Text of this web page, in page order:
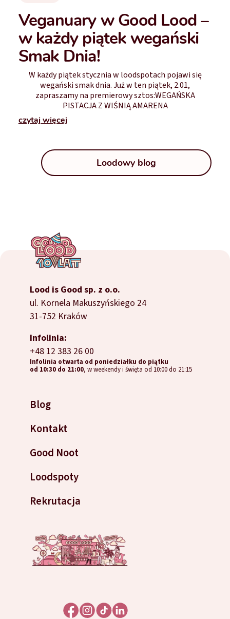
Veganuary w Good Lood –
w każdy piątek wegański
Smak Dnia!
W każdy piątek stycznia w loodspotach pojawi się
wegański smak dnia. Już w ten piątek, 2.01,
zapraszamy na premierowy sztos:WEGAŃSKA
PISTACJA Z WIŚNIĄ AMARENA
czytaj więcej
Loodowy blog
Lood is Good sp. z o.o.
ul. Kornela Makuszyńskiego 24
31-752 Kraków
Infolinia:
+48 12 383 26 00
Infolinia otwarta od poniedziałku do piątku
od 10:30 do 21:00, w weekendy i święta od 10:00 do 21:15
Blog
Kontakt
Good Noot
Loodspoty
Rekrutacja